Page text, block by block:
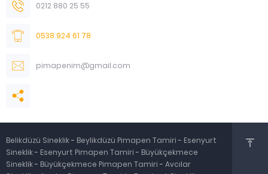
0212 880 25 55
0538 924 61 78
pimapenim@gmail.com
Belikdüzü Sineklik- Beylikdüzü Pimapen Tamiri- Esenyurt
Sineklik- Esenyurt Pimapen Tamiri- Büyükçekmece
Sineklik- Büyükçekmece Pimapen Tamiri- Avcılar